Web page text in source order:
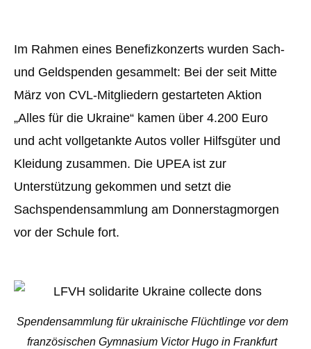
Im Rahmen eines Benefizkonzerts wurden Sach-
und Geldspenden gesammelt: Bei der seit Mitte
März von CVL-Mitgliedern gestarteten Aktion
„Alles für die Ukraine“ kamen über 4.200 Euro
und acht vollgetankte Autos voller Hilfsgüter und
Kleidung zusammen. Die UPEA ist zur
Unterstützung gekommen und setzt die
Sachspendensammlung am Donnerstagmorgen
vor der Schule fort.
Spendensammlung für ukrainische Flüchtlinge vor dem
französischen Gymnasium Victor Hugo in Frankfurt